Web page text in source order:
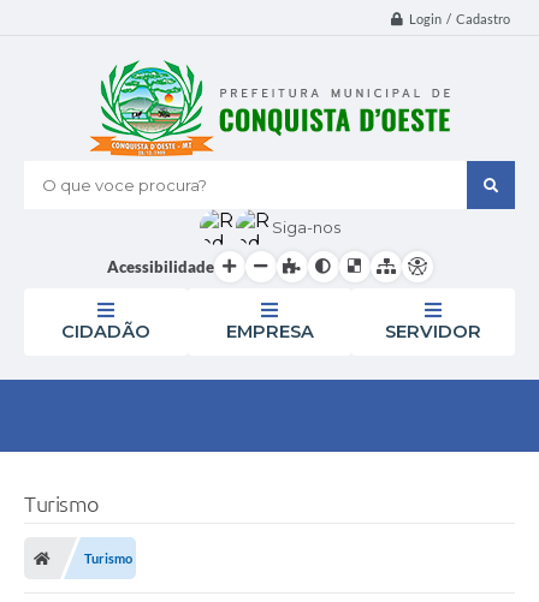
Login / Cadastro
O que voce procura?
Siga-nos
Acessibilidade
CIDADÃO EMPRESA SERVIDOR
Turismo
Turismo